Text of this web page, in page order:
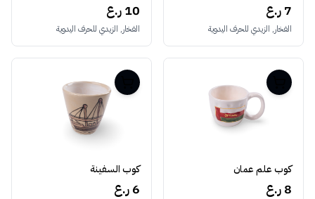
7 ر.ع
الفخار, الزيدي للحرف اليدوية
10 ر.ع
الفخار, الزيدي للحرف اليدوية
كوب علم عمان
8 ر.ع
كوب السفينة
6 ر.ع